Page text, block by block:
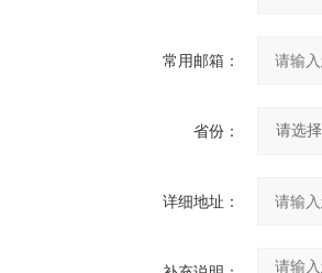
常用邮箱：
省份：
详细地址：